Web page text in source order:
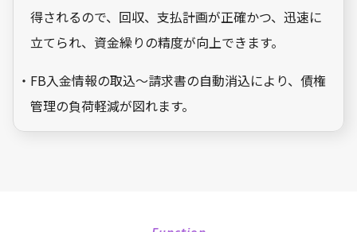
得されるので、回収、支払計画が正確かつ、迅速に
立てられ、資金繰りの精度が向上できます。
・FB入金情報の取込～請求書の自動消込により、債権
管理の負荷軽減が図れます。